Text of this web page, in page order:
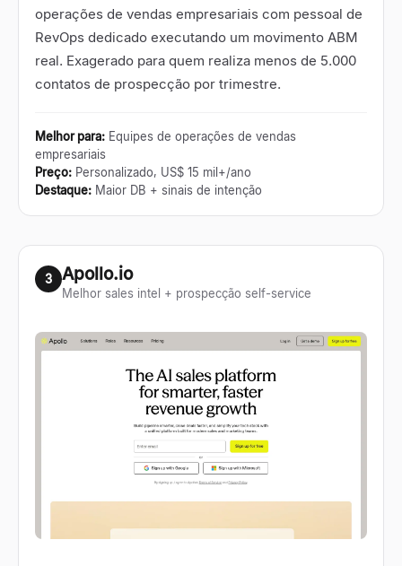
operações de vendas empresariais com pessoal de
RevOps dedicado executando um movimento ABM
real. Exagerado para quem realiza menos de 5.000
contatos de prospecção por trimestre.
Melhor para: Equipes de operações de vendas
empresariais
Preço: Personalizado, US$ 15 mil+/ano
Destaque: Maior DB + sinais de intenção
3 Apollo.io
Melhor sales intel + prospecção self-service